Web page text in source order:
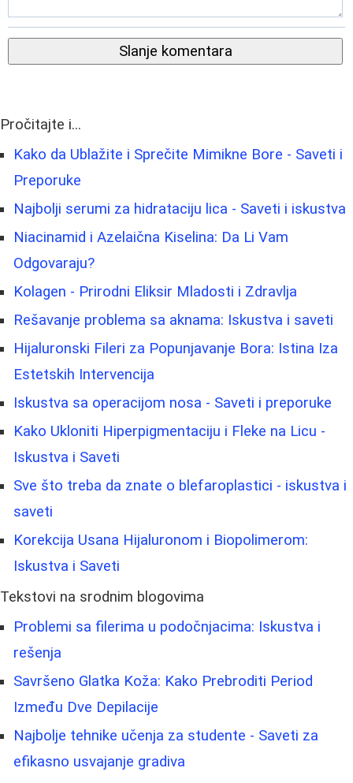
Slanje komentara
Pročitajte i...
Kako da Ublažite i Sprečite Mimikne Bore - Saveti i
Preporuke
Najbolji serumi za hidrataciju lica - Saveti i iskustva
Niacinamid i Azelaična Kiselina: Da Li Vam
Odgovaraju?
Kolagen - Prirodni Eliksir Mladosti i Zdravlja
Rešavanje problema sa aknama: Iskustva i saveti
Hijaluronski Fileri za Popunjavanje Bora: Istina Iza
Estetskih Intervencija
Iskustva sa operacijom nosa - Saveti i preporuke
Kako Ukloniti Hiperpigmentaciju i Fleke na Licu -
Iskustva i Saveti
Sve što treba da znate o blefaroplastici - iskustva i
saveti
Korekcija Usana Hijaluronom i Biopolimerom:
Iskustva i Saveti
Tekstovi na srodnim blogovima
Problemi sa filerima u podočnjacima: Iskustva i
rešenja
Savršeno Glatka Koža: Kako Prebroditi Period
Između Dve Depilacije
Najbolje tehnike učenja za studente - Saveti za
efikasno usvajanje gradiva